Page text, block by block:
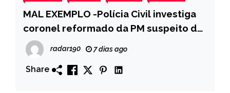
MAL EXEMPLO -Polícia Civil investiga
coronel reformado da PM suspeito de
matar vaca e égua a tiros, na Paraíba
radar190 7 dias ago
Share